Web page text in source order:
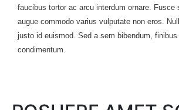
faucibus tortor ac arcu interdum ornare. Fusce
augue commodo varius vulputate non eros.
justo id euismod. Sed a sem bibendum, finibus
condimentum.